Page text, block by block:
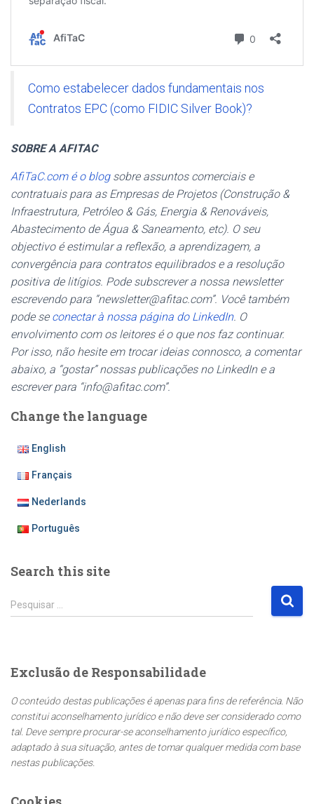
Como estabelecer dados fundamentais nos
Contratos EPC (como FIDIC Silver Book)?
SOBRE A AFITAC
AfiTaC.com é o blogsobre assuntos comerciais e
contratuais para as Empresas de Projetos (Construção &
Infraestrutura, Petróleo & Gás, Energia & Renováveis,
Abastecimento de Água & Saneamento, etc). O seu
objectivo é estimular a reflexão, a aprendizagem, a
convergência para contratos equilibrados e a resolução
positiva de litígios. Pode subscrever a nossa newsletter
escrevendo para “newsletter@afitac.com”. Você também
pode se conectar à nossa página do LinkedIn. O
envolvimento com os leitores é o que nos faz continuar.
Por isso, não hesite em trocar ideias connosco, a comentar
abaixo, a “gostar” nossas publicações no LinkedIn e a
escrever para “info@afitac.com”.
Change the language
English
Français
Nederlands
Português
Search this site
P
e
i
a
r
p
o
r
Pesquisar …
Exclusão de Responsabilidade
O conteúdo destas publicações é apenas para fins de referência. Não
constitui aconselhamento jurídico e não deve ser considerado como
tal. Deve sempre procurar-se aconselhamento jurídico específico,
adaptado à sua situação, antes de tomar qualquer medida com base
nestas publicações.